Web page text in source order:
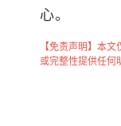
心。
【免责声明】本
或完整性提供任何